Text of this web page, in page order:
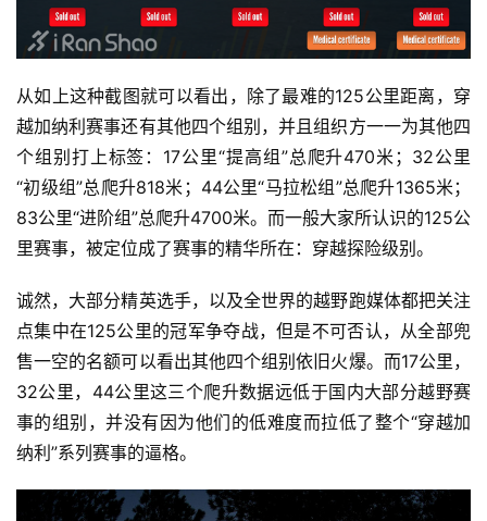
从如上这种截图就可以看出，除了最难的125公里距离，穿
越加纳利赛事还有其他四个组别，并且组织方一一为其他四
个组别打上标签：17公里“提高组”总爬升470米；32公里
“初级组”总爬升818米；44公里“马拉松组”总爬升1365米；
83公里“进阶组”总爬升4700米。而一般大家所认识的125公
里赛事，被定位成了赛事的精华所在：穿越探险级别。
诚然，大部分精英选手，以及全世界的越野跑媒体都把关注
点集中在125公里的冠军争夺战，但是不可否认，从全部兜
售一空的名额可以看出其他四个组别依旧火爆。而17公里，
32公里，44公里这三个爬升数据远低于国内大部分越野赛
事的组别，并没有因为他们的低难度而拉低了整个“穿越加
纳利”系列赛事的逼格。